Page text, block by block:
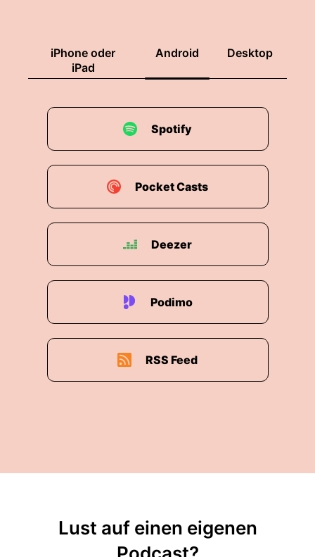
iPhone oder
iPad
Android Desktop
Spotify
Pocket Casts
Deezer
Podimo
RSS Feed
Lust auf einen eigenen